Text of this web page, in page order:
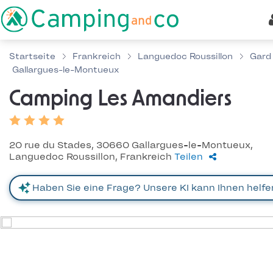
Startseite Frankreich Languedoc Roussillon
Gard
Gallargues-le-Montueux
Camping Les Amandiers
20 rue du Stades, 30660 Gallargues-le-Montueux,
Languedoc Roussillon, Frankreich Teilen